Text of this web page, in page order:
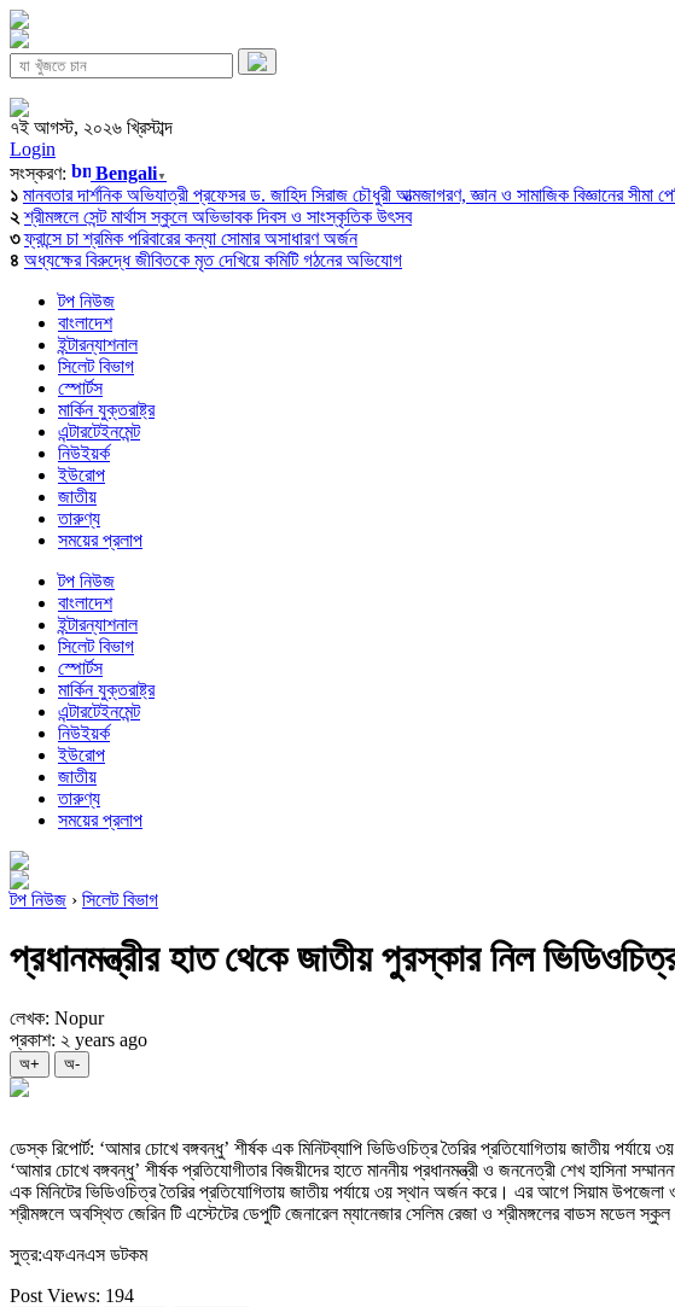
৭ই আগস্ট, ২০২৬ খ্রিস্টাব্দ
Login
সংস্করণ:
Bengali▼
১ মানবতার দার্শনিক অভিযাত্রী প্রফেসর ড. জাহিদ সিরাজ চৌধুরী আত্মজাগরণ, জ্ঞান ও সামাজিক বিজ্ঞানের সীমা
২ শ্রীমঙ্গলে সেন্ট মার্থাস স্কুলে অভিভাবক দিবস ও সাংস্কৃতিক উৎসব
৩ ফ্রান্সে চা শ্রমিক পরিবারের কন্যা সোমার অসাধারণ অর্জন
৪ অধ্যক্ষের বিরুদ্ধে জীবিতকে মৃত দেখিয়ে কমিটি গঠনের অভিযোগ
টপ নিউজ
বাংলাদেশ
ইন্টারন্যাশনাল
সিলেট বিভাগ
স্পোর্টস
মার্কিন যুক্তরাষ্ট্র
এন্টারটেইনমেন্ট
নিউইয়র্ক
ইউরোপ
জাতীয়
তারুণ্য
সময়ের প্রলাপ
টপ নিউজ
বাংলাদেশ
ইন্টারন্যাশনাল
সিলেট বিভাগ
স্পোর্টস
মার্কিন যুক্তরাষ্ট্র
এন্টারটেইনমেন্ট
নিউইয়র্ক
ইউরোপ
জাতীয়
তারুণ্য
সময়ের প্রলাপ
টপ নিউজ › সিলেট বিভাগ
প্রধানমন্ত্রীর হাত থেকে জাতীয় পুরস্কার নিল
লেখক: Nopur
প্রকাশ: ২ years ago
অ+ অ-
ডেস্ক রিপোর্ট: ‘আমার চোখে বঙ্গবন্ধু’ শীর্ষক এক মিনিটব্যাপি ভিডিওচিত্র তৈরির প্রতিযোগিতায় জাতীয়
‘আমার চোখে বঙ্গবন্ধু’ শীর্ষক প্রতিযোগীতার বিজয়ীদের হাতে মাননীয় প্রধানমন্ত্রী ও জননেত্রী শেখ হাসিনা
এক মিনিটের ভিডিওচিত্র তৈরির প্রতিযোগিতায় জাতীয় পর্যায়ে ৩য় স্থান অর্জন করে। এর আগে সিয়াম উপজেলা
শ্রীমঙ্গলে অবস্থিত জেরিন টি এস্টেটের ডেপুটি জেনারেল ম্যানেজার সেলিম রেজা ও শ্রীমঙ্গলের বাডস মডেল
সুত্র:এফএনএস ডটকম
Post Views: 194